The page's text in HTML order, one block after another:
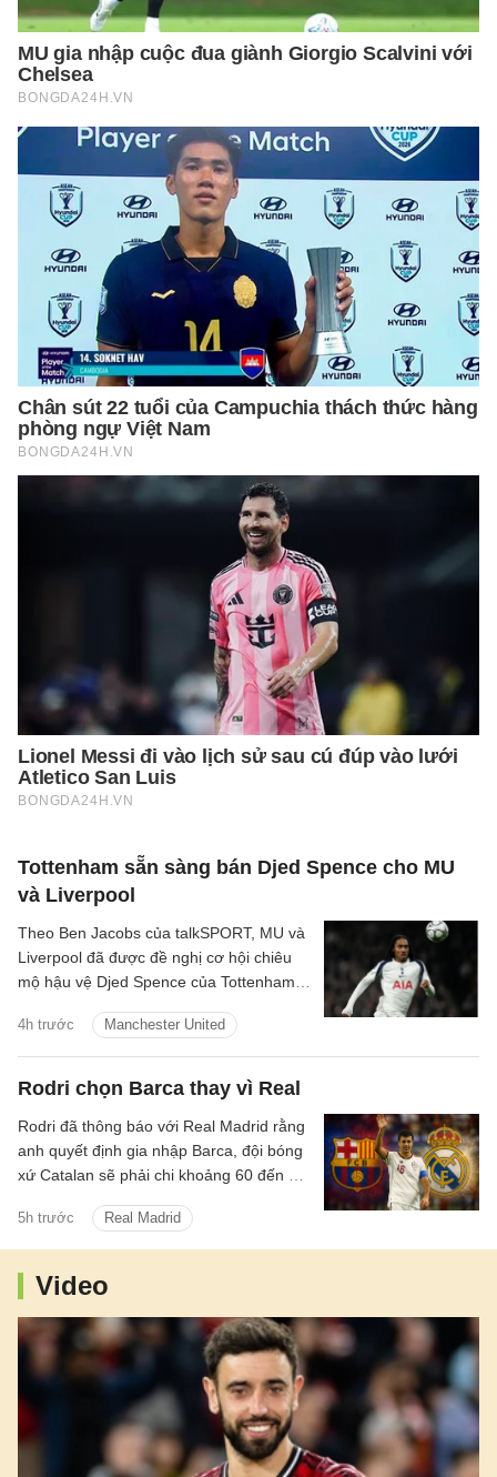
Tottenham sẵn sàng bán Djed Spence cho MU
và Liverpool
4h trước Manchester United
Theo Ben Jacobs của talkSPORT, MU và
Liverpool đã được đề nghị cơ hội chiêu
mộ hậu vệ Djed Spence của Tottenham
Rodri chọn Barca thay vì Real
5h trước Real Madrid
Rodri đã thông báo với Real Madrid rằng
anh quyết định gia nhập Barca, đội bóng
xứ Catalan sẽ phải chi khoảng 60 đến 70
cần.
Video